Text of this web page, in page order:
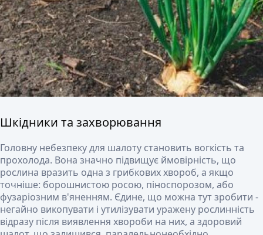
Шкідники та захворювання
Головну небезпеку для шалоту становить вогкість та
прохолода. Вона значно підвищує ймовірність, що
рослина вразить одна з грибкових хвороб, а якщо
точніше: борошнистою росою, піноспорозом, або
фузаріозним в'яненням. Єдине, що можна тут зробити -
негайно викопувати і утилізувати уражену рослинність
відразу після виявлення хвороби на них, а здоровий